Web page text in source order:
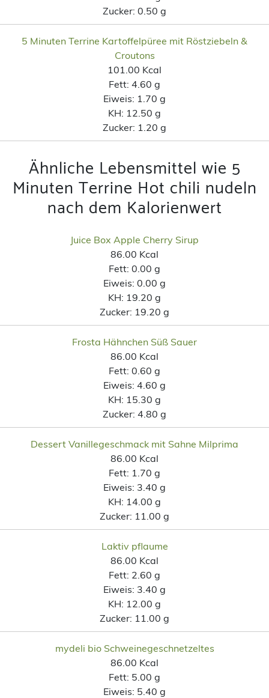
Zucker: 0.50 g
5 Minuten Terrine Kartoffelpüree mit Röstziebeln &
Croutons
101.00 Kcal
Fett: 4.60 g
Eiweis: 1.70 g
KH: 12.50 g
Zucker: 1.20 g
Ähnliche Lebensmittel wie 5
Minuten Terrine Hot chili nudeln
nach dem Kalorienwert
Juice Box Apple Cherry Sirup
86.00 Kcal
Fett: 0.00 g
Eiweis: 0.00 g
KH: 19.20 g
Zucker: 19.20 g
Frosta Hähnchen Süß Sauer
86.00 Kcal
Fett: 0.60 g
Eiweis: 4.60 g
KH: 15.30 g
Zucker: 4.80 g
Dessert Vanillegeschmack mit Sahne Milprima
86.00 Kcal
Fett: 1.70 g
Eiweis: 3.40 g
KH: 14.00 g
Zucker: 11.00 g
Laktiv pflaume
86.00 Kcal
Fett: 2.60 g
Eiweis: 3.40 g
KH: 12.00 g
Zucker: 11.00 g
mydeli bio Schweinegeschnetzeltes
86.00 Kcal
Fett: 5.00 g
Eiweis: 5.40 g